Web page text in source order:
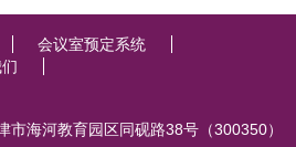
会议室预定系统
市海河教育园区同砚路38号（300350）